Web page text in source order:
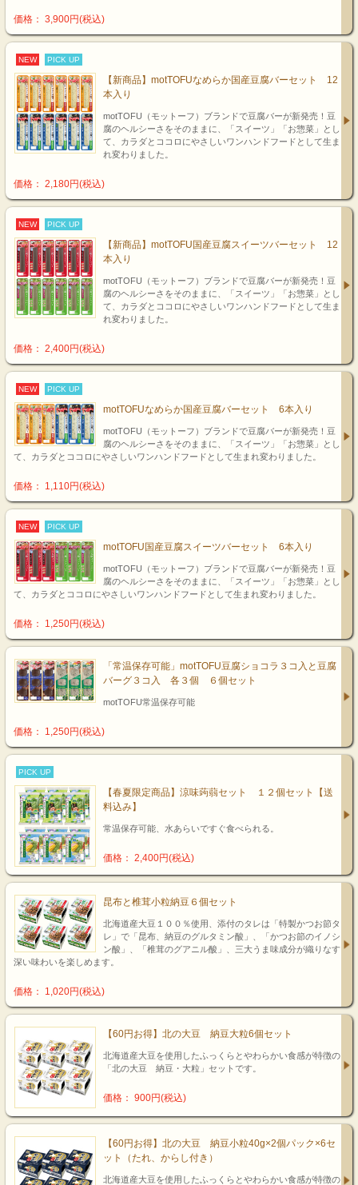
価格： 3,900円(税込)
NEW PICK UP
【新商品】motTOFUなめらか国産豆腐バーセット 12
本入り
motTOFU（モットーフ）ブランドで豆腐バーが新発売！豆
腐のヘルシーさをそのままに、「スイーツ」「お惣菜」とし
て、カラダとココロにやさしいワンハンドフードとして生ま
れ変わりました。
価格： 2,180円(税込)
NEW PICK UP
【新商品】motTOFU国産豆腐スイーツバーセット 12
本入り
motTOFU（モットーフ）ブランドで豆腐バーが新発売！豆
腐のヘルシーさをそのままに、「スイーツ」「お惣菜」とし
て、カラダとココロにやさしいワンハンドフードとして生ま
れ変わりました。
価格： 2,400円(税込)
NEW PICK UP
motTOFUなめらか国産豆腐バーセット 6本入り
motTOFU（モットーフ）ブランドで豆腐バーが新発売！豆
腐のヘルシーさをそのままに、「スイーツ」「お惣菜」とし
て、カラダとココロにやさしいワンハンドフードとして生まれ変わりました。
価格： 1,110円(税込)
NEW PICK UP
motTOFU国産豆腐スイーツバーセット 6本入り
motTOFU（モットーフ）ブランドで豆腐バーが新発売！豆
腐のヘルシーさをそのままに、「スイーツ」「お惣菜」とし
て、カラダとココロにやさしいワンハンドフードとして生まれ変わりました。
価格： 1,250円(税込)
「常温保存可能」motTOFU豆腐ショコラ３コ入と豆腐
バーグ３コ入 各３個 ６個セット
motTOFU常温保存可能
価格： 1,250円(税込)
PICK UP
【春夏限定商品】涼味蒟蒻セット １２個セット【送
料込み】
常温保存可能、水あらいですぐ食べられる。
価格： 2,400円(税込)
昆布と椎茸小粒納豆６個セット
北海道産大豆１００％使用、添付のタレは「特製かつお節タ
レ」で「昆布、納豆のグルタミン酸」、「かつお節のイノシ
ン酸」、「椎茸のグアニル酸」、三大うま味成分が織りなす
深い味わいを楽しめます。
価格： 1,020円(税込)
【60円お得】北の大豆 納豆大粒6個セット
北海道産大豆を使用したふっくらとやわらかい食感が特徴の
「北の大豆 納豆・大粒」セットです。
価格： 900円(税込)
【60円お得】北の大豆 納豆小粒40g×2個パック×6セ
ット（たれ、からし付き）
北海道産大豆を使用したふっくらとやわらかい食感が特徴の